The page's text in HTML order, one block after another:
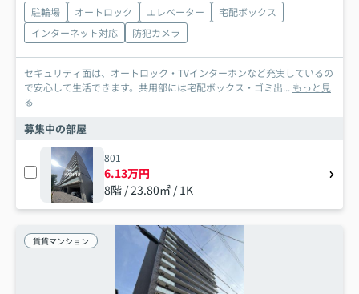
駐輪場 オートロック エレベーター
宅配ボックス
インターネット対応
防犯カメラ
セキュリティ面は、オートロック・TVインターホンなど充実しているの
で安心して生活できます。共用部には宅配ボックス・ゴミ出... もっと見
る
募集中の部屋
801
6.13万円
8階 / 23.80㎡ / 1K
賃貸マンション